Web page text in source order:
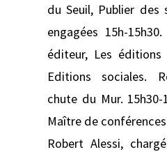
du Seuil, Publier des
engagées 15h-
éditeur, Les
Editions sociales.
chute du Mur. 15h30-
Maître de conférences
Robert Alessi,